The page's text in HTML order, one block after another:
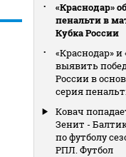
«Краснодар»
пенальти в
Кубка России
«Краснодар»
выявить
России в
серия
Ковач
Зенит -
по футболу
РПЛ. Футбол